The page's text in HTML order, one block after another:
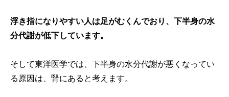
浮き指になりやすい人は足がむくんでおり、下半身の水
分代謝が低下しています。
そして東洋医学では、下半身の水分代謝が悪くなってい
る原因は、腎にあると考えます。